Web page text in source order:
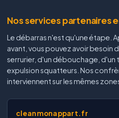
Nos services partenaires
Le débarras n'est qu'une étape.
avant, vous pouvez avoir besoin
serrurier, d'un débouchage, d'un
expulsion squatteurs. Nos
interviennent sur les mêmes
cleanmonappart.fr